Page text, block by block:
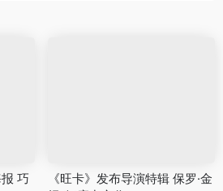
巧
《旺卡》发布导演特辑 保罗·金